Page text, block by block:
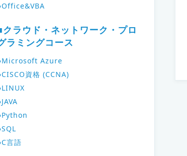
クラウド・ネットワーク・プロ
ラミングコース
Azure
資格 (CCNA)
言語